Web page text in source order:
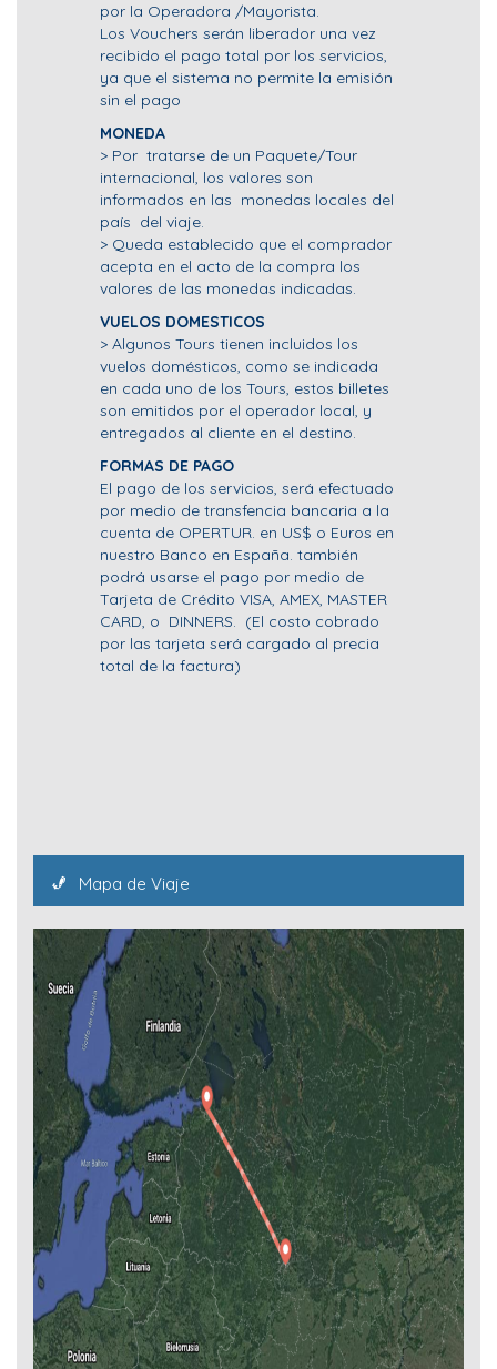
por la Operadora /Mayorista.
Los Vouchers serán liberador una vez
recibido el pago total por los servicios,
ya que el sistema no permite la emisión
sin el pago
MONEDA
> Por tratarse de un Paquete/Tour
internacional, los valores son
informados en las monedas locales del
país del viaje.
> Queda establecido que el comprador
acepta en el acto de la compra los
valores de las monedas indicadas.
VUELOS DOMESTICOS
> Algunos Tours tienen incluidos los
vuelos domésticos, como se indicada
en cada uno de los Tours, estos billetes
son emitidos por el operador local, y
entregados al cliente en el destino.
FORMAS DE PAGO
El pago de los servicios, será efectuado
por medio de transfencia bancaria a la
cuenta de OPERTUR. en US$ o Euros en
nuestro Banco en España. también
podrá usarse el pago por medio de
Tarjeta de Crédito VISA, AMEX, MASTER
CARD, o DINNERS. (El costo cobrado
por las tarjeta será cargado al precia
total de la factura)
Mapa de Viaje